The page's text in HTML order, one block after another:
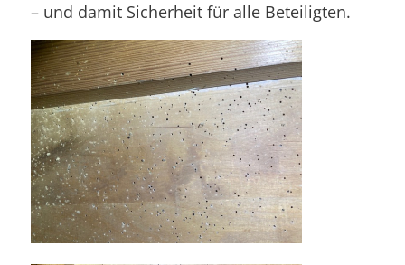
– und damit Sicherheit für alle Beteiligten.